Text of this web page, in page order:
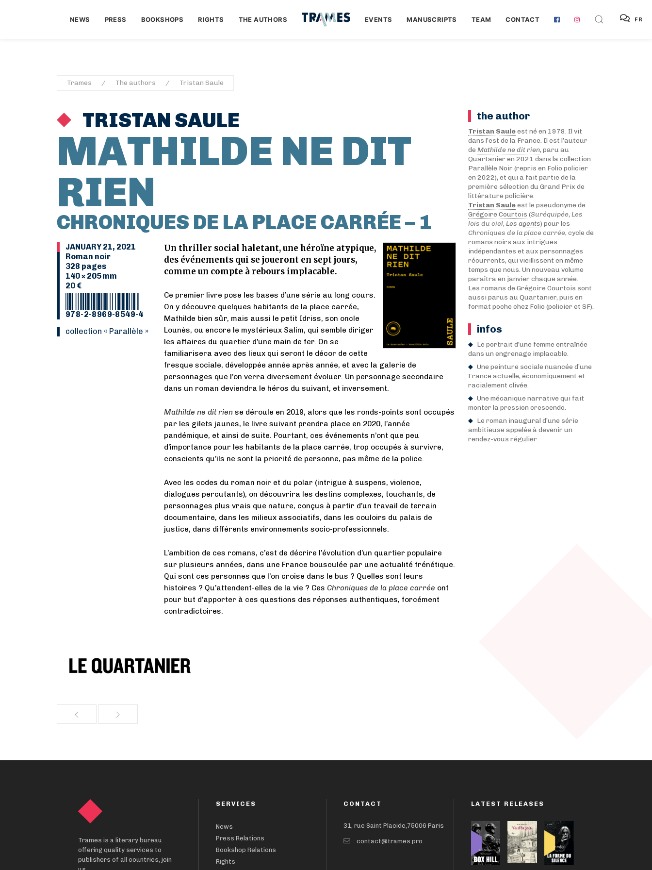
NEWS PRESS BOOKSHOPS RIGHTS THE AUTHORS EVENTS MANUSCRIPTS TEAM CONTACT FR
Trames The authors Tristan Saule
TRISTAN SAULE
MATHILDE NE DIT
RIEN
CHRONIQUES DE LA PLACE CARRÉE – 1
JANUARY 21, 2021
Roman noir
328 pages
140 × 205 mm
20 €
978-2-8969-8549-4
Collection « Parallèle »
Un thriller social haletant, une héroïne atypique,
des événements qui se joueront en sept jours,
comme un compte à rebours implacable.
Ce premier livre pose les bases d’une série au long cours.
On y découvre quelques habitants de la place carrée,
Mathilde bien sûr, mais aussi le petit Idriss, son oncle
Lounès, ou encore le mystérieux Salim, qui semble diriger
les affaires du quartier d’une main de fer. On se
familiarisera avec des lieux qui seront le décor de cette
fresque sociale, développée année après année, et avec la galerie de
personnages que l’on verra diversement évoluer. Un personnage secondaire
dans un roman deviendra le héros du suivant, et inversement.
Mathilde ne dit riense déroule en 2019, alors que les ronds-points sont occupés
par les gilets jaunes, le livre suivant prendra place en 2020, l’année
pandémique, et ainsi de suite. Pourtant, ces événements n’ont que peu
d’importance pour les habitants de la place carrée, trop occupés à survivre,
conscients qu’ils ne sont la priorité de personne, pas même de la police.
Avec les codes du roman noir et du polar (intrigue à suspens, violence,
dialogues percutants), on découvrira les destins complexes, touchants, de
personnages plus vrais que nature, conçus à partir d’un travail de terrain
documentaire, dans les milieux associatifs, dans les couloirs du palais de
justice, dans différents environnements socio-professionnels.
L’ambition de ces romans, c’est de décrire l’évolution d’un quartier populaire
sur plusieurs années, dans une France bousculée par une actualité frénétique.
Qui sont ces personnes que l’on croise dans le bus ? Quelles sont leurs
histoires ? Qu’attendent-elles de la vie ? Ces Chroniques de la place carrée ont
pour but d’apporter à ces questions des réponses authentiques, forcément
contradictoires.
the author
Tristan Sauleest né en 1978. Il vit
dans l’est de la France. Il est l’auteur
de Mathilde ne dit rien, paru au
Quartanier en 2021 dans la collection
Parallèle Noir (repris en Folio policier
en 2022), et qui a fait partie de la
première sélection du Grand Prix de
littérature policière.
Tristan Sauleest le pseudonyme de
Grégoire Courtois (Suréquipée, Les
lois du ciel, Les agents) pour les
Chroniques de la place carrée, cycle de
romans noirs aux intrigues
indépendantes et aux personnages
récurrents, qui vieillissent en même
temps que nous. Un nouveau volume
paraîtra en janvier chaque année.
Les romans de Grégoire Courtois sont
aussi parus au Quartanier, puis en
format poche chez Folio (policier et SF).
infos
Le portrait d’une femme entraînée
dans un engrenage implacable.
Une peinture sociale nuancée d’une
France actuelle, économiquement et
racialement clivée.
Une mécanique narrative qui fait
monter la pression crescendo.
Le roman inaugural d’une série
ambitieuse appelée à devenir un
rendez-vous régulier.
Trames is a literary bureau
offering quality services to
publishers of all countries, join
SERVICES
News
Press Relations
Bookshop Relations
Rights
CONTACT
31, rue Saint Placide,75006 Paris
contact@trames.pro
LATEST RELEASES